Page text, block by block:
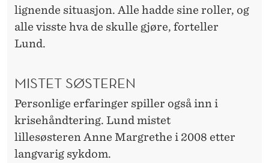
lignende situasjon. Alle hadde sine roller, og
alle visste hva de skulle gjøre, forteller
Lund.
MISTET SØSTEREN
Personlige erfaringer spiller også inn i
krisehåndtering. Lund mistet
lillesøsteren Anne Margrethe i 2008 etter
langvarig sykdom.